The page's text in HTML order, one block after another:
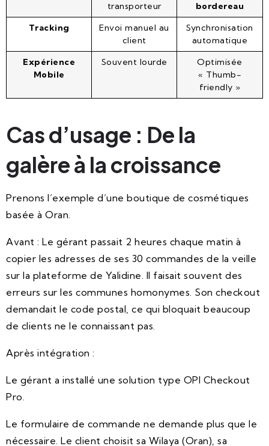
transporteur
bordereau
Tracking
Envoi manuel au
client
Synchronisation
automatique
Expérience
Mobile
Souvent lourde
Optimisée
« Thumb-
friendly »
Cas d’usage : De la
galère à la croissance
Prenons l’exemple d’une boutique de cosmétiques
basée à Oran.
Avant : Le gérant passait 2 heures chaque matin à
copier les adresses de ses 30 commandes de la veille
sur la plateforme de Yalidine. Il faisait souvent des
erreurs sur les communes homonymes. Son checkout
demandait le code postal, ce qui bloquait beaucoup
de clients ne le connaissant pas.
Après intégration :
Le gérant a installé une solution type OPI Checkout
Pro.
Le formulaire de commande ne demande plus que le
nécessaire. Le client choisit sa Wilaya (Oran), sa